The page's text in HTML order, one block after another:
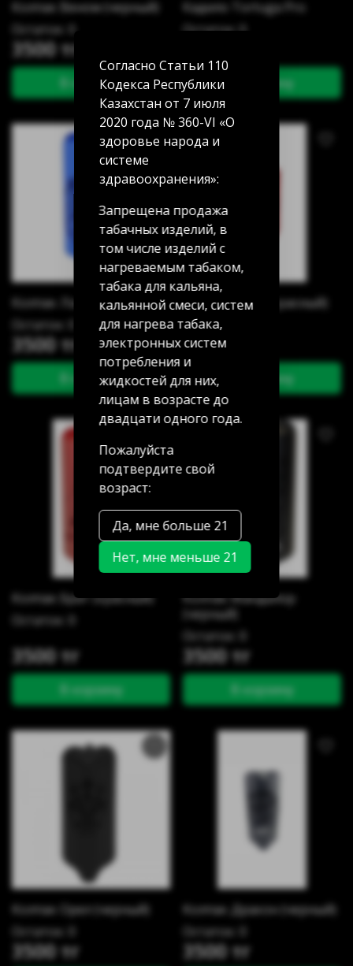
Колпак Веном (черный)
Остаток: 0
3500 тг
В корзину
Кадило Tortuga Pro
Остаток: 0
В корзину
Колпак Лапа (синий)
Остаток: 0
3500 тг
В корзину
Колпак Йода (красный)
Остаток: 0
3500 тг
В корзину
Колпак Брат (красный)
Остаток: 0
3500 тг
В корзину
Колпак Мандалор
(черный)
Остаток: 0
3500 тг
В корзину
Колпак Орел (черный)
Остаток: 0
3500 тг
Колпак Дракон (черный)
Остаток: 0
3500 тг
Согласно Статьи 110
Кодекса Республики
Казахстан от 7 июля
2020 года № 360-VI «О
здоровье народа и
системе
здравоохранения»:
Запрещена продажа
табачных изделий, в
том числе изделий с
нагреваемым табаком,
табака для кальяна,
кальянной смеси, систем
для нагрева табака,
электронных систем
потребления и
жидкостей для них,
лицам в возрасте до
двадцати одного года.
Пожалуйста
подтвердите свой
возраст:
Да, мне больше 21
Нет, мне меньше 21